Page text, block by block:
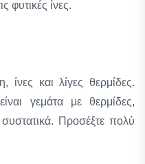
φυτικές ίνες.
ίνες και λίγες θερμίδες.
γεμάτα με θερμίδες,
Προσέξτε πολύ